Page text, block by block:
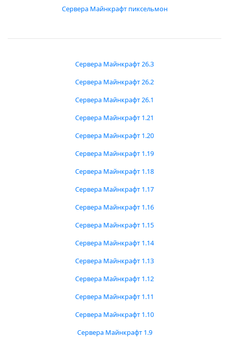
Сервера Майнкрафт пиксельмон
Сервера Майнкрафт 26.3
Сервера Майнкрафт 26.2
Сервера Майнкрафт 26.1
Сервера Майнкрафт 1.21
Сервера Майнкрафт 1.20
Сервера Майнкрафт 1.19
Сервера Майнкрафт 1.18
Сервера Майнкрафт 1.17
Сервера Майнкрафт 1.16
Сервера Майнкрафт 1.15
Сервера Майнкрафт 1.14
Сервера Майнкрафт 1.13
Сервера Майнкрафт 1.12
Сервера Майнкрафт 1.11
Сервера Майнкрафт 1.10
Сервера Майнкрафт 1.9